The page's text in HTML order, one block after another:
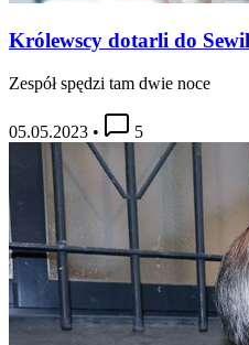
Królewscy dotarli do
Zespół spędzi tam dwie noce
05.05.2023 • 5